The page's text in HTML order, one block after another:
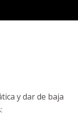
y dar de baja